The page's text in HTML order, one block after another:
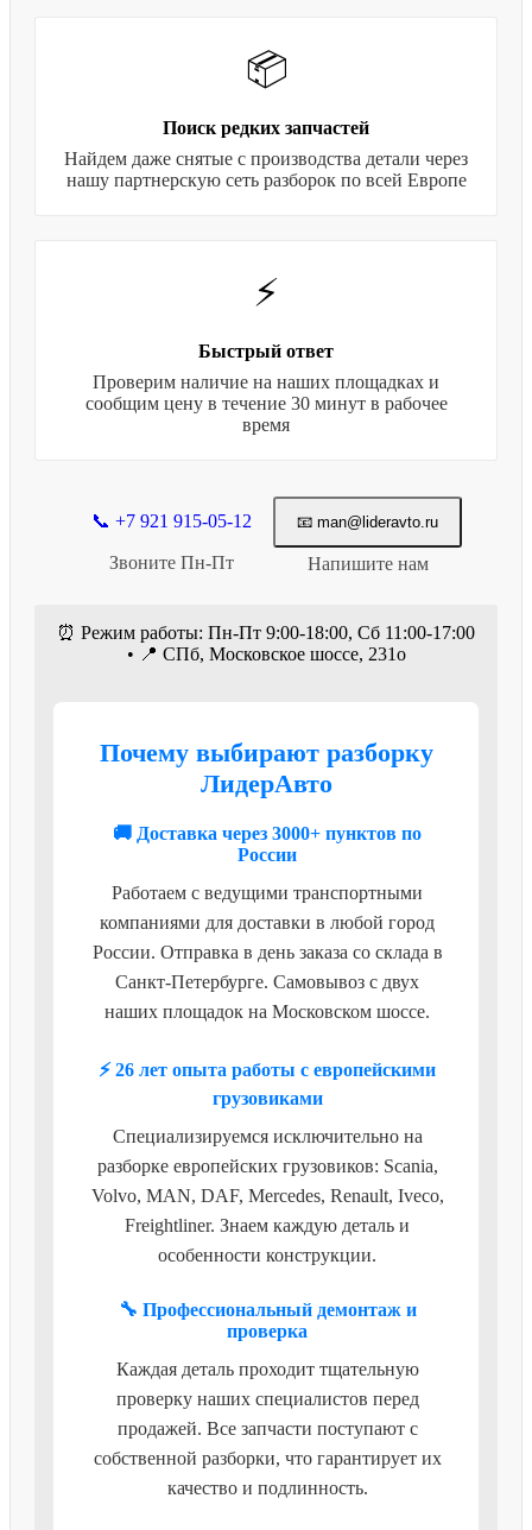
📦
Поиск редких запчастей
Найдем даже снятые с производства детали через
нашу партнерскую сеть разборок по всей Европе
⚡
Быстрый ответ
Проверим наличие на наших площадках и
сообщим цену в течение 30 минут в рабочее
время
📞 +7 921 915-05-12
Звоните Пн-Пт
📧 man@lideravto.ru
Напишите нам
⏰ Режим работы: Пн-Пт 9:00-18:00, Сб 11:00-17:00
• 📍 СПб, Московское шоссе, 231о
Почему выбирают разборку
ЛидерАвто
🚚 Доставка через 3000+ пунктов по
России
Работаем с ведущими транспортными
компаниями для доставки в любой город
России. Отправка в день заказа со склада в
Санкт-Петербурге. Самовывоз с двух
наших площадок на Московском шоссе.
⚡ 26 лет опыта работы с европейскими
грузовиками
Специализируемся исключительно на
разборке европейских грузовиков: Scania,
Volvo, MAN, DAF, Mercedes, Renault, Iveco,
Freightliner. Знаем каждую деталь и
особенности конструкции.
🔧 Профессиональный демонтаж и
проверка
Каждая деталь проходит тщательную
проверку наших специалистов перед
продажей. Все запчасти поступают с
собственной разборки, что гарантирует их
качество и подлинность.